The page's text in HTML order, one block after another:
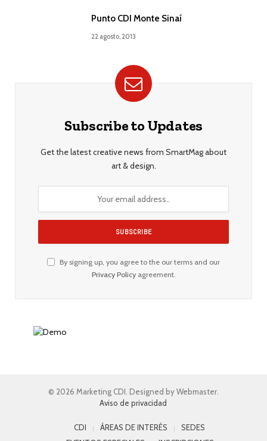
Punto CDI Monte Sinaí
22 agosto, 2013
Subscribe to Updates
Get the latest creative news from SmartMag about
art & design.
By signing up, you agree to the our terms and our
Privacy Policyagreement.
© 2026 Marketing CDI. Designed by Webmaster.
Aviso de privacidad
CDI ÁREAS DE INTERÉS
SEDES